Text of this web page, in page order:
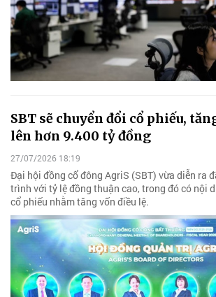
SBT sẽ chuyển đổi cổ phiếu,
lên hơn 9.400 tỷ đồng
27/07/2026 18:19
Đại hội đồng cổ đông AgriS (SBT) vừa diễn ra
trình với tỷ lệ đồng thuận cao, trong đó có nội
cổ phiếu nhằm tăng vốn điều lệ.